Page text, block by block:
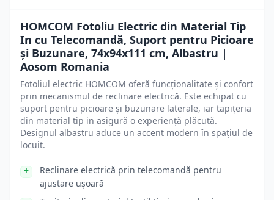
HOMCOM Fotoliu Electric din Material Tip
In cu Telecomandă, Suport pentru Picioare
și Buzunare, 74x94x111 cm, Albastru |
Aosom Romania
Fotoliul electric HOMCOM oferă funcționalitate și confort
prin mecanismul de reclinare electrică. Este echipat cu
suport pentru picioare și buzunare laterale, iar tapițeria
din material tip in asigură o experiență plăcută.
Designul albastru aduce un accent modern în spațiul de
locuit.
Reclinare electrică prin telecomandă pentru
ajustare ușoară